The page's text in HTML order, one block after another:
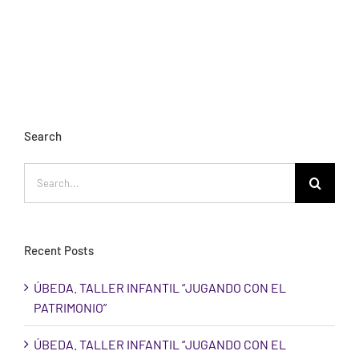
Search
for:
Recent Posts
ÚBEDA. TALLER INFANTIL “JUGANDO CON EL
PATRIMONIO”
ÚBEDA. TALLER INFANTIL “JUGANDO CON EL